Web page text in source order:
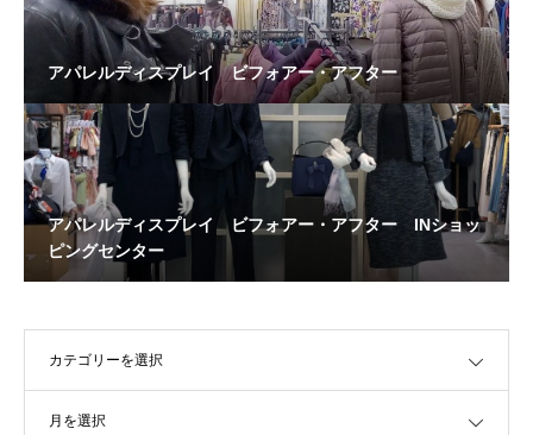
アパレルディスプレイ ビフォアー・アフター
アパレルディスプレイ ビフォアー・アフター INショッ
ピングセンター